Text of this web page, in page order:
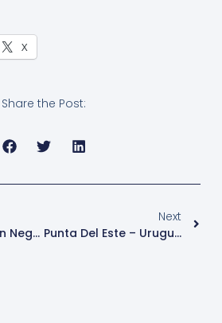
X
Share the Post:
Visado Schengen Negocios – Austria
Next
Punta Del Este – Uruguay – Turismo